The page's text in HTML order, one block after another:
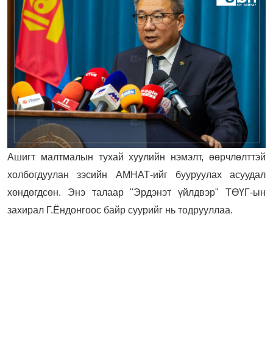
Ашигт малтмалын тухай хуулийн нэмэлт, өөрчлөлттэй
холбогдуулан зэсийн АМНАТ-ийг бууруулах асуудал
хөндөгдсөн. Энэ талаар "Эрдэнэт үйлдвэр" ТӨҮГ-ын
захирал Г.Ёндонгоос байр суурийг нь тодрууллаа.